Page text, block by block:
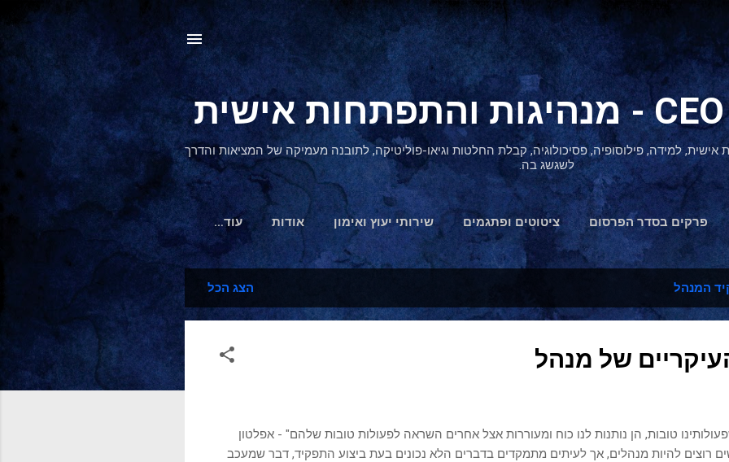
דילוג לתוכן הראשי
אישית, למידה, פילוסופיה, פסיכולוגיה, קבלת החלטות וגיאו-פוליטיקה, לתובנה מעמיקה של המציאות והדרך
לשגשג בה.
פרקים בסדר הפרסום ציטוטים ופתגמים שירותי יעוץ ואימון אודות ‏עוד…
הצהרת נגישות
המנהל הצג הכל
טובות, הן נותנות לנו כוח ומעוררות אצל אחרים השראה לפעולות טובות שלהם" - אפלטון
רוצים להיות מנהלים, אך לעיתים מתמקדים בדברים הלא נכונים בעת ביצוע התפקיד, דבר שמעכב